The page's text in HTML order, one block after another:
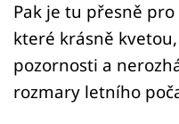
Pak je tu přesně
které krásně
pozornosti a
rozmary letního